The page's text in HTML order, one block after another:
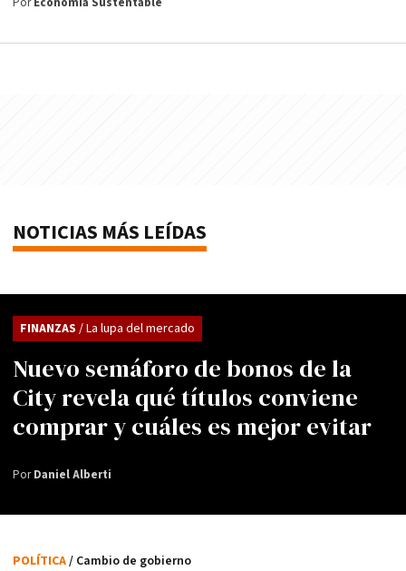
PorEconomía Sustentable
NOTICIAS MÁS LEÍDAS
Nuevo semáforo de bonos de la
City revela qué títulos conviene
comprar y cuáles es mejor evitar
FINANZAS / La lupa del mercado
PorDaniel Alberti
POLÍTICA/ Cambio de gobierno